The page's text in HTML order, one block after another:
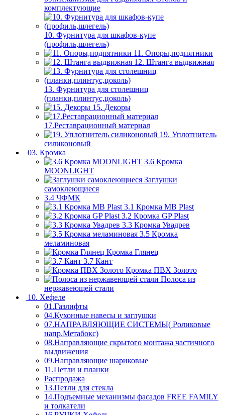
комплектующие
10. Фурнитура для шкафов-купе
(профиль,шлегель)
11. Опоры,подпятники
12. Штанга выдвижная
13. Фурнитура для столешниц
(планки,плинтус,цоколь)
15. Декоры
17.Реставрационный материал
19. Уплотнитель
силиконовый
03. Кромка
3.6 Кромка
MOONLIGHT
Заглушки
самоклеющиеся
3.4 ЧФМК
3.1 Кромка MB Plast
3.2 Кромка GP Plast
3.3 Кромка Увадрев
3.5 Кромка
меламиновая
Кромка Глянец
3.7 Кант
Кромка ПВХ Золото
Полоса из
нержавеющей стали
10. Хефеле
01.Газлифты
04.Кухонные навесы и заглушки
07.НАПРАВЛЯЮЩИЕ СИСТЕМЫ( Роликовые
напр.Метабокс)
08.Направляющие скрытого монтажа частичного
выдвижения
09.Направляющие шариковые
11.Петли и планки
Распродажа
13.Петли для стекла
14.Подъемные механизмы фасадов FREE FAMILY
и толкатели